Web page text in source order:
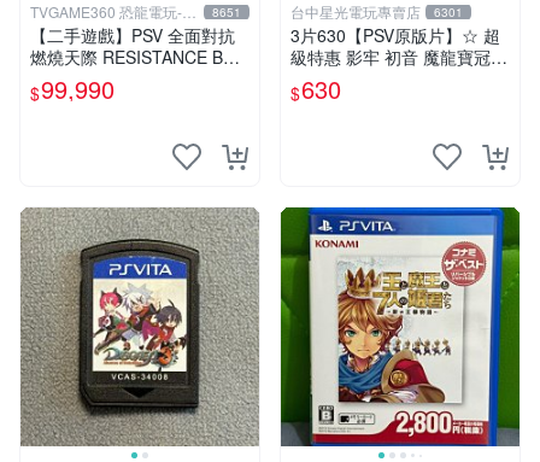
TVGAME360 恐龍電玩-台
中店
8651
【二手遊戲】PSV 全面對抗
燃燒天際 RESISTANCE BUR
NING SKIES 中文版【台中恐
龍電玩】
$99,990
台中星光電玩專賣店 6301
3片630【PSV原版片】☆ 超
級特惠 影牢 初音 魔龍寶冠
鍊金工房 ☆中古二手商品
【星光】
$630